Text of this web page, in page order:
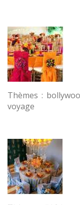
Thèmes :
voyage